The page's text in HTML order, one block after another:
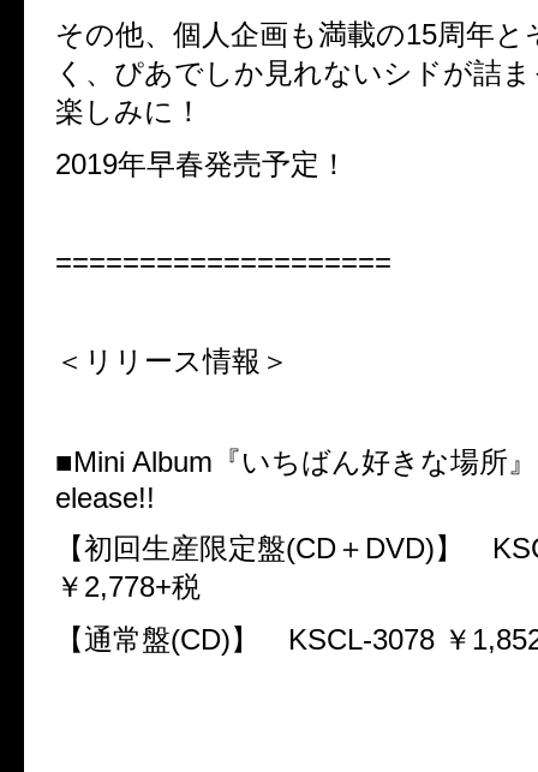
その他、個人企画も満載の15周年と
く、ぴあでしか見れないシドが詰
楽しみに！
2019年早春発売予定！
====================
＜リリース情報＞
■Mini Album 『いちばん好きな場
elease!!
【初回生産限定盤(CD＋ DVD)】
￥ 2,778+税
【通常盤(CD)】 KSCL-3078 ￥